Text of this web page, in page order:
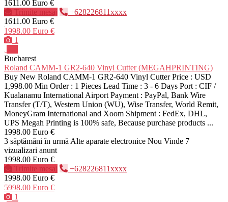
1611.00 Euro €
Trimite mesaj
+628226811xxxx
1611.00 Euro €
1998.00 Euro €
1
Bucharest
Roland CAMM-1 GR2-640 Vinyl Cutter (MEGAHPRINTING)
Buy New Roland CAMM-1 GR2-640 Vinyl Cutter Price : USD
1,998.00 Min Order : 1 Pieces Lead Time : 3 - 6 Days Port : CIF /
Kualanamu International Airport Payment : PayPal, Bank Wire
Transfer (T/T), Western Union (WU), Wise Transfer, World Remit,
MoneyGram International and Xoom Shipment : FedEx, DHL,
UPS Megah Printing is 100% safe, Because purchase products ...
1998.00 Euro €
3 săptămâni în urmă Alte aparate electronice Nou Vinde 7
vizualizari anunt
1998.00 Euro €
Trimite mesaj
+628226811xxxx
1998.00 Euro €
5998.00 Euro €
1